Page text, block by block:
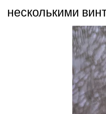
несколькими